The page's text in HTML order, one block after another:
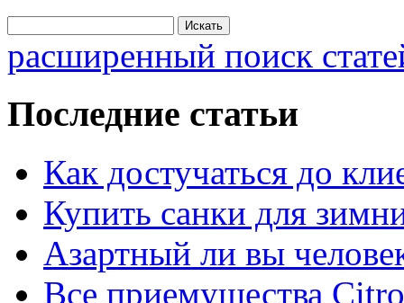
расширенный поиск
Последние статьи
Как достучаться до
Купить санки для
Азартный ли вы
Все приемущества